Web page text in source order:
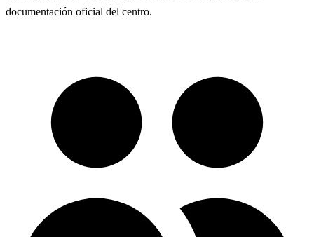
documentación oficial del centro.